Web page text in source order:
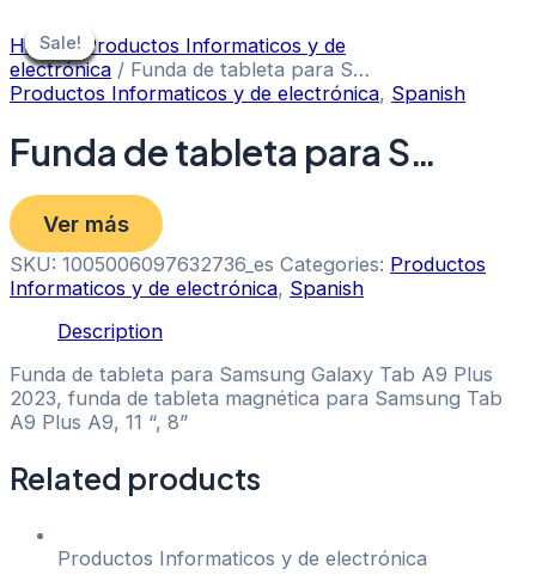
to
content
Sale!
Home/ Productos Informaticos y de
electrónica / Funda de tableta para S…
Productos Informaticos y de electrónica, Spanish
Funda de tableta para S…
Ver más
SKU: 1005006097632736_es Categories: Productos
Informaticos y de electrónica, Spanish
Description
Funda de tableta para Samsung Galaxy Tab A9 Plus
2023, funda de tableta magnética para Samsung Tab
A9 Plus A9, 11 “, 8”
Related products
Sale!
Sale!
Productos Informaticos y de electrónica
Sale!
Sale!
Sale!
Sale!
Sale!
Sale!